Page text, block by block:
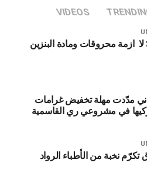
VIDEOS
ازمة محروقات ومادة البنزين
مدّدت مهلة تخفيض غرامات
في مشروعي ري القاسمية
نخبة من الأطباء الرواد